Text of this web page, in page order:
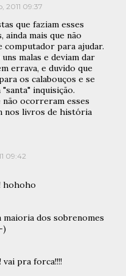
2011 09:37
que faziam esses
ainda mais que não
computador para ajudar.
malas e deviam dar
errava, e duvido que
os calabouços e se
inquisição.
não ocorreram esses
nos livros de história
09:42
hohoho
maioria dos sobrenomes
)
vai pra forca!!!!